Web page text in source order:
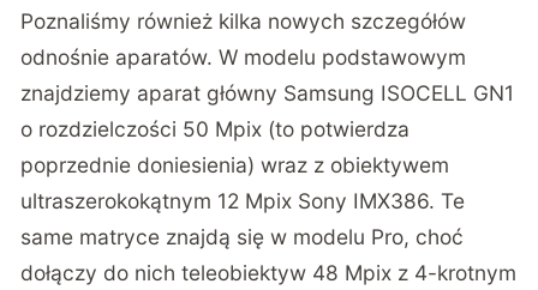
Poznaliśmy również kilka nowych szczegółów
odnośnie aparatów. W modelu podstawowym
znajdziemy aparat główny Samsung ISOCELL GN1
o rozdzielczości 50 Mpix (to potwierdza
poprzednie doniesienia) wraz z obiektywem
ultraszerokokątnym 12 Mpix Sony IMX386. Te
same matryce znajdą się w modelu Pro, choć
dołączy do nich teleobiektyw 48 Mpix z 4-krotnym